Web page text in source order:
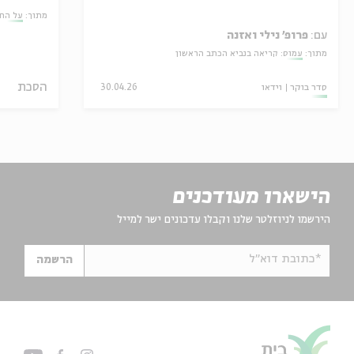
עם: פרופ' נילי ואזנה
מתוך: עמוס: קריאה בנביא הכתב הראשון
סדר בוקר וידאו 30.04.26
מתוך: על
הסכת
הישארו מעודכנים
הירשמו לניוזלטר שלנו וקבלו עדכונים ישר למייל
*כתובת דוא"ל הרשמה